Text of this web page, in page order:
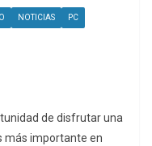
NOTICIAS PC
de disfrutar una
más importante en